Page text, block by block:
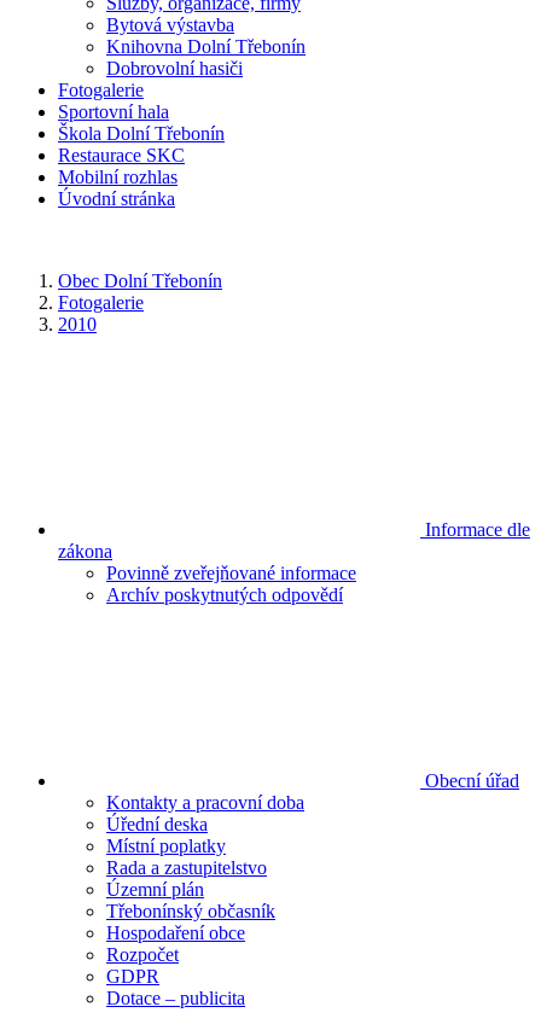
Bytová výstavba
Knihovna Dolní Třebonín
Dobrovolní hasiči
Fotogalerie
Sportovní hala
Škola Dolní Třebonín
Restaurace SKC
Mobilní rozhlas
Úvodní stránka
Obec Dolní Třebonín
Fotogalerie
2010
Informace dle
zákona
Povinně zveřejňované informace
Archív poskytnutých odpovědí
Obecní úřad
Kontakty a pracovní doba
Úřední deska
Místní poplatky
Rada a zastupitelstvo
Územní plán
Třebonínský občasník
Hospodaření obce
Rozpočet
GDPR
Dotace – publicita